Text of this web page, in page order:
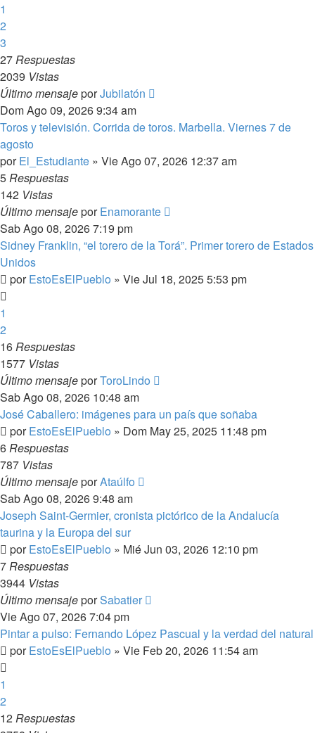
1
2
3
27Respuestas
2039 Vistas
Último mensajeporJubilatón
Dom Ago 09, 2026 9:34 am
Toros y televisión. Corrida de toros. Marbella. Viernes 7 de
agosto
porEl_Estudiante » Vie Ago 07, 2026 12:37 am
5Respuestas
142 Vistas
Último mensajeporEnamorante
Sab Ago 08, 2026 7:19 pm
Sidney Franklin, “el torero de la Torá”. Primer torero de Estados
Unidos
porEstoEsElPueblo » Vie Jul 18, 2025 5:53 pm
1
2
16Respuestas
1577 Vistas
Último mensajeporToroLindo
Sab Ago 08, 2026 10:48 am
José Caballero: imágenes para un país que soñaba
porEstoEsElPueblo » Dom May 25, 2025 11:48 pm
6Respuestas
787 Vistas
Último mensajeporAtaúlfo
Sab Ago 08, 2026 9:48 am
Joseph Saint-Germier, cronista pictórico de la Andalucía
taurina y la Europa del sur
porEstoEsElPueblo » Mié Jun 03, 2026 12:10 pm
7Respuestas
3944 Vistas
Último mensajeporSabatier
Vie Ago 07, 2026 7:04 pm
Pintar a pulso: Fernando López Pascual y la verdad del natural
porEstoEsElPueblo » Vie Feb 20, 2026 11:54 am
1
2
12Respuestas